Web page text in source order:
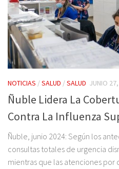
NOTICIAS /SALUD /SALUD JUNIO
Ñuble Lidera La
Contra La Influenza
Ñuble, junio 2024: Según los
consultas totales de urgencia
mientras que las atenciones por